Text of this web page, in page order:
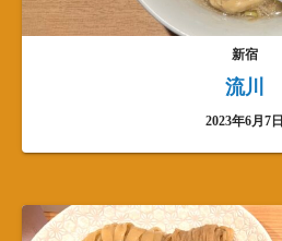
新宿
流川
2023年6月7日